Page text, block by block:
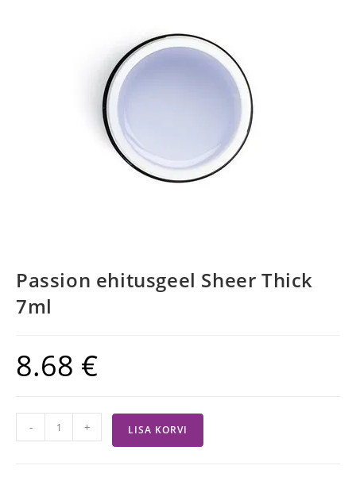
Passion ehitusgeel Sheer Thick
7ml
8.68 €
- + LISA KORVI